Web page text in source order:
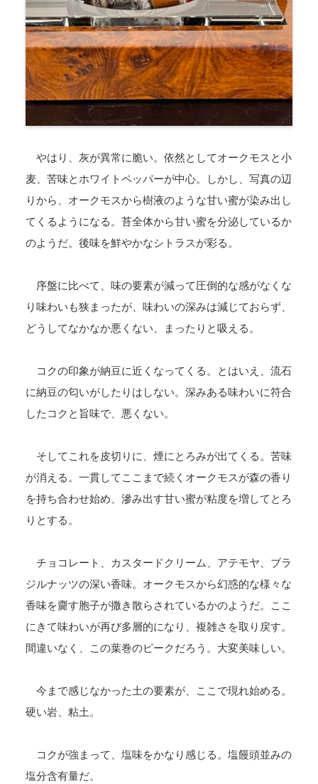
やはり、灰が異常に脆い。依然としてオークモスと小
麦、苦味とホワイトペッパーが中心。しかし、写真の辺
りから、オークモスから樹液のような甘い蜜が染み出し
てくるようになる。苔全体から甘い蜜を分泌しているか
のようだ。後味を鮮やかなシトラスが彩る。
序盤に比べて、味の要素が減って圧倒的な感がなくな
り味わいも狭まったが、味わいの深みは減じておらず、
どうしてなかなか悪くない、まったりと吸える。
コクの印象が納豆に近くなってくる。とはいえ、流石
に納豆の匂いがしたりはしない。深みある味わいに符合
したコクと旨味で、悪くない。
そしてこれを皮切りに、煙にとろみが出てくる。苦味
が消える。一貫してここまで続くオークモスが森の香り
を持ち合わせ始め、滲み出す甘い蜜が粘度を増してとろ
りとする。
チョコレート、カスタードクリーム、アテモヤ、ブラ
ジルナッツの深い香味。オークモスから幻惑的な様々な
香味を齎す胞子が撒き散らされているかのようだ。ここ
にきて味わいが再び多層的になり、複雑さを取り戻す。
間違いなく、この葉巻のピークだろう。大変美味しい。
今まで感じなかった土の要素が、ここで現れ始める。
硬い岩、粘土。
コクが強まって、塩味をかなり感じる。塩饅頭並みの
塩分含有量だ。